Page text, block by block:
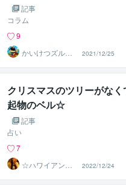
記事
コラム
9
かいけつズルリ
☆ずるさで解
決！！
2021/12/25
クリスマスのツリーがな
起物のベル☆
記事
占い
7
☆ハワイアンス
ピリチュル☆～
ハナイノウエ
2022/12/24